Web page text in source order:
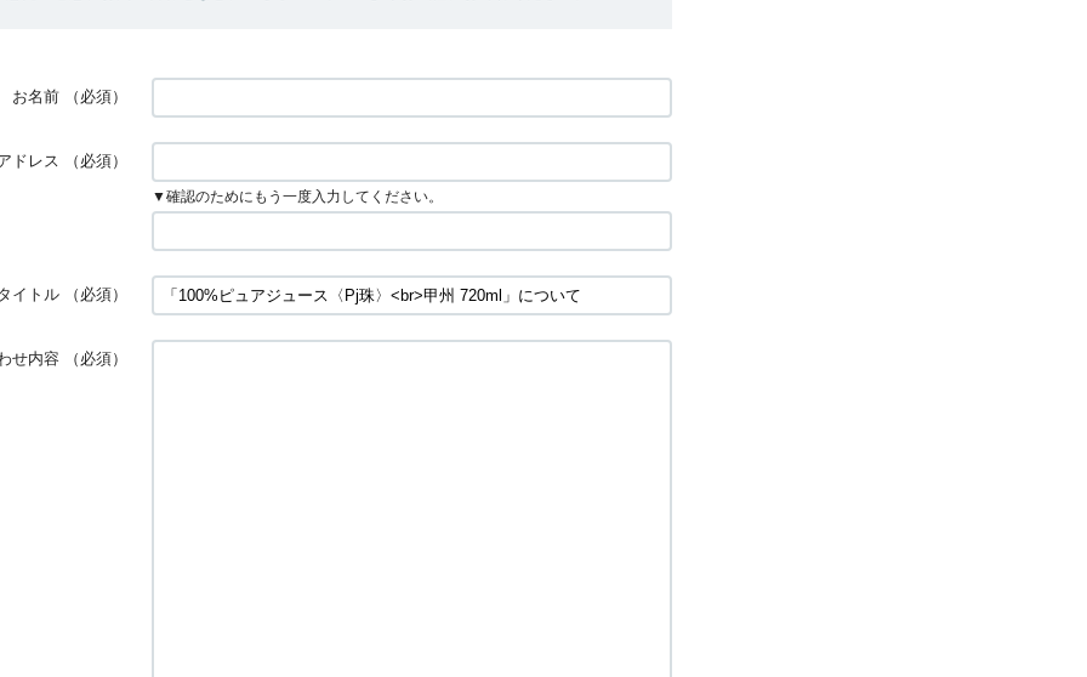
お名前 （必須）
ドレス （必須）
▼確認のためにもう一度入力してください。
イトル （必須）
せ内容 （必須）